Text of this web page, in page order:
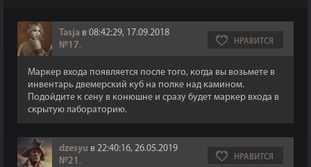
Tasja в 08:42:29, 17.09.2018
№17, НРАВИТСЯ
Маркер входа появляется после того, когда вы возьмете в
инвентарь двемерский куб на полке над камином.
Подойдите к сену в конюшне и сразу будет маркер входа в
скрытую лабораторию.
dzesyu в 22:40:16, 26.05.2019
№21 , НРАВИТСЯ